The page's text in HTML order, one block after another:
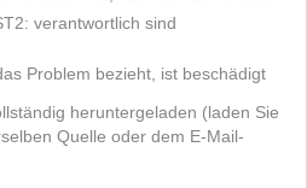
verantwortlich sind
Problem bezieht, ist beschädigt
heruntergeladen (laden Sie
Quelle oder dem E-Mail-